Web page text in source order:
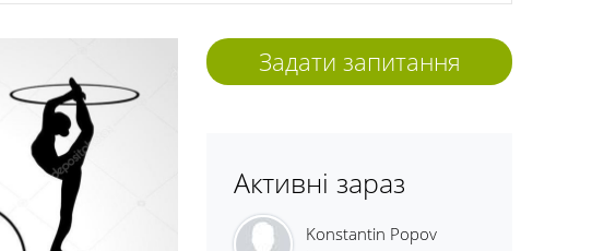
Задати запитання
Активні зараз
Konstantin Popov